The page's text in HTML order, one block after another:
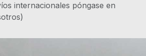
internacionales póngase en